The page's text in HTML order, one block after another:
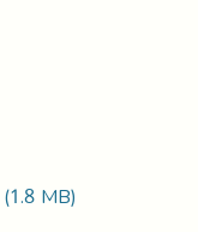
(1.8 MB)